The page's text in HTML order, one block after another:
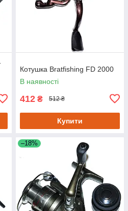
Котушка Bratfishing FD 2000
В наявності
412 ₴ 512 ₴
Купити
–18%